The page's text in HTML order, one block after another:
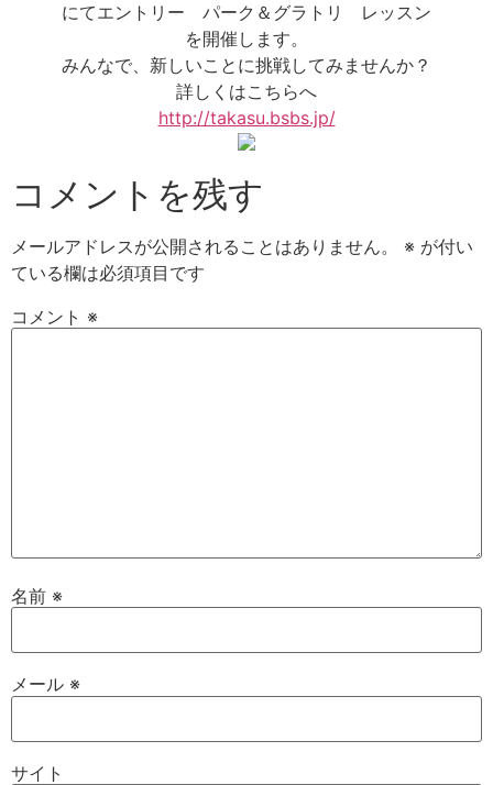
にてエントリー パーク＆グラトリ レッスン
を開催します。
みんなで、新しいことに挑戦してみませんか？
詳しくはこちらへ
http://takasu.bsbs.jp/
コメントを残す
メールアドレスが公開されることはありません。 ※ が付い
ている欄は必須項目です
コメント ※
名前 ※
メール ※
サイト